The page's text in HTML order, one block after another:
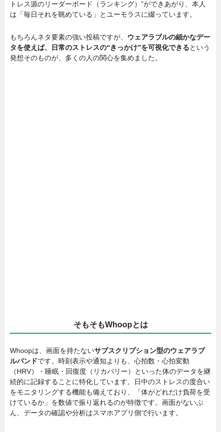
トレス源のリーダーボード（ランキング）”ができあがり、本人
は「毎日それを眺めている」とユーモラスに綴っています。
もちろんネタ要素の強い投稿ですが、 ウェアラブルの細かなデー
タを使えば、日常のストレスの“きっかけ”を可視化できるという
発想そのものが、多くの人の関心を集めました。
そもそもWhoopとは
Whoopは、画面を持たないサブスクリプション型のウェアラブ
ルバンドです。時刻表示や通知よりも、心拍数・心拍変動
（HRV）・睡眠・回復度（リカバリー）といった体のデータを継
続的に記録することに特化しています。日中のストレスの度合い
をモニタリングする機能も備えており、「体がどれだけ負荷を受
けているか」を数値で振り返れるのが特徴です。画面がないぶ
ん、データの確認や分析はスマホアプリ側で行います。